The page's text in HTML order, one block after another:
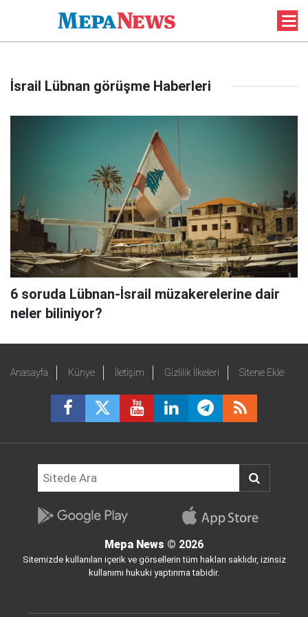
İsrail Lübnan görüşme Haberleri
6 soruda Lübnan-İsrail müzakerelerine dair
neler biliniyor?
Anasayfa Künye İletişim Gizlilik İlkeleri Sitene Ekle
Mepa News © 2026
Sitemizde kullanılan içerik ve görsellerin tüm hakları saklıdır, izinsiz
kullanımı hukuki yaptırıma tabidir.